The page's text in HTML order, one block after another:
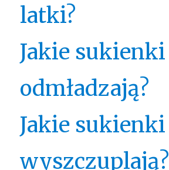
latki?
Jakie sukienki
odmładzają?
Jakie sukienki
wyszczuplają?